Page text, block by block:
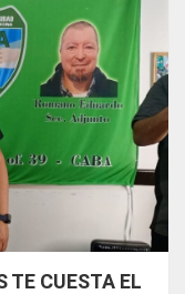
TE CUESTA EL